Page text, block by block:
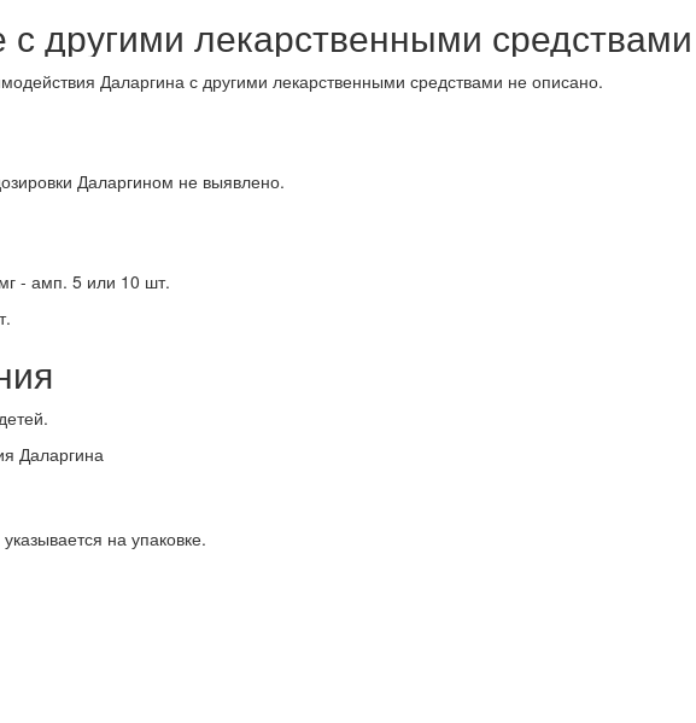
другими лекарственными средствами
Даларгина с другими лекарственными средствами не описано.
Даларгином не выявлено.
- амп. 5 или 10 шт.
Даларгина
на упаковке.